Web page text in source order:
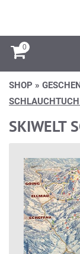
0
SHOP »
SKIWELT